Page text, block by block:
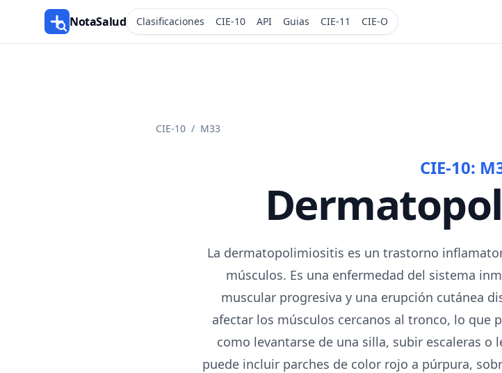
NotaSalud Clasificaciones CIE-10 API Guias CIE-11 CIE-O
CIE-10 / M33
CIE-10:
La dermatopolimiositis es un trastorno
músculos. Es una enfermedad del sistema
muscular progresiva y una erupción cutánea
afectar los músculos cercanos al tronco, lo que
como levantarse de una silla, subir escaleras o
puede incluir parches de color rojo a púrpura,